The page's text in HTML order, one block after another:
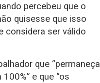
percebeu que o
quisesse que isso
considera ser válido
que “permaneça
e que “os